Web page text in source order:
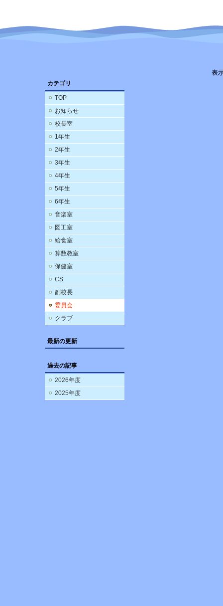
カテゴリ
TOP
お知らせ
校長室
1年生
2年生
3年生
4年生
5年生
6年生
音楽室
図工室
給食室
算数教室
保健室
CS
副校長
委員会
クラブ
最新の更新
過去の記事
2026年度
2025年度
表